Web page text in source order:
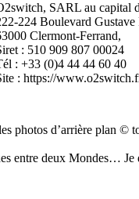
SARL au capital
224 Boulevard Gustave
Clermont-Ferrand,
: 510 909 807 00024
: +33 (0)4 44 44 60 40
: https://
photos d’arrière plan
entre deux Mondes…